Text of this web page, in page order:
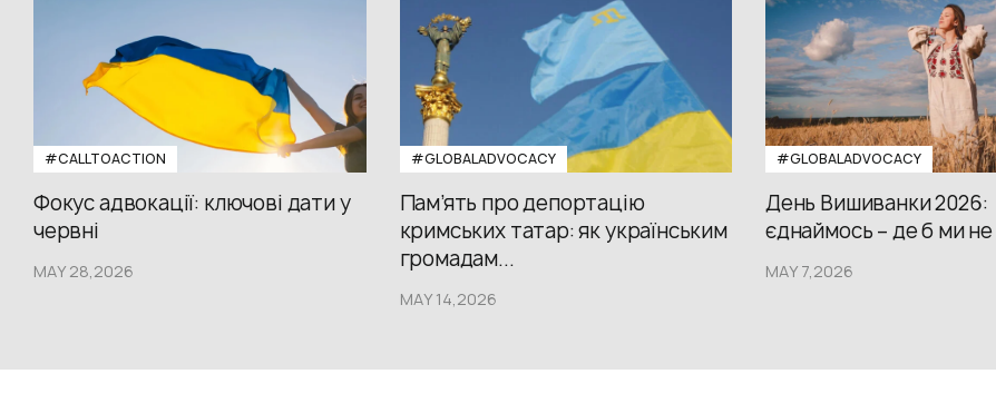
#CALLTOACTION
Фокус адвокації: ключові дати у
червні
MAY 28,2026
#GLOBALADVOCACY
Пам’ять про депортацію
кримських татар: як українським
громадам...
MAY 14,2026
#GLOBALADVOCACY
День Вишиванки 2026:
єднаймось – де б ми
MAY 7,2026